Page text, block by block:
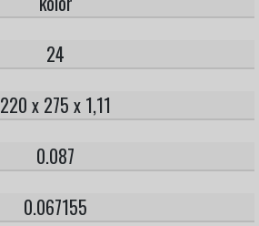
24
220 x 275 x 1,11
0.087
0.067155